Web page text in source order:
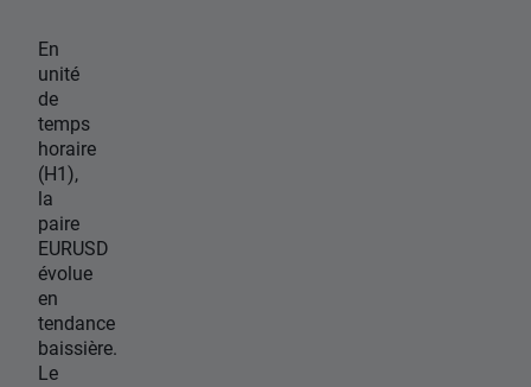
En
unité
de
temps
horaire
(H1),
la
paire
EURUSD
évolue
en
tendance
baissière.
Le